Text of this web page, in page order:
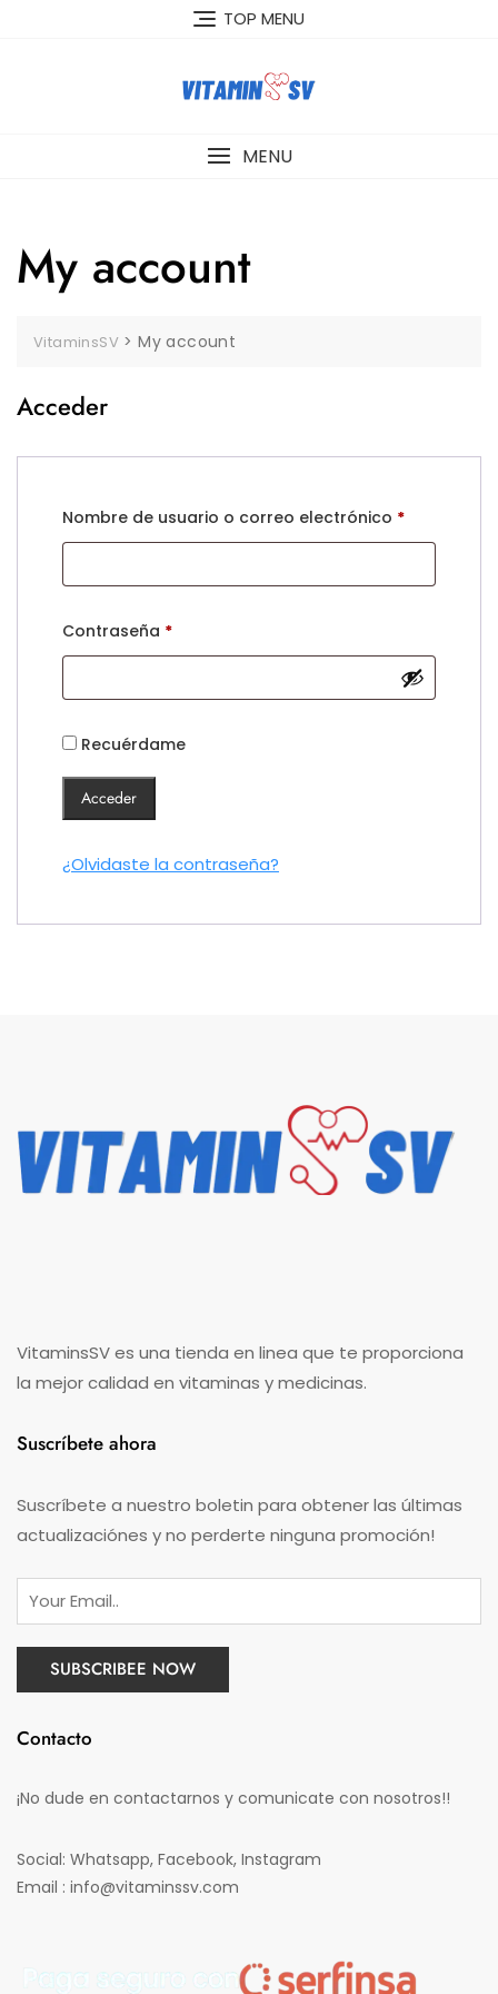
TOP MENU
MENU
My account
VitaminsSV >My account
Acceder
Nombre de usuario o correo electrónico *
Contraseña *
Recuérdame
Acceder
¿Olvidaste la contraseña?
VitaminsSV es una tienda en linea que te proporciona
la mejor calidad en vitaminas y medicinas.
Suscríbete ahora
Suscríbete a nuestro boletin para obtener las últimas
actualizaciónes y no perderte ninguna promoción!
Contacto
¡No dude en contactarnos y comunicate con nosotros!!
Social: Whatsapp, Facebook, Instagram
Email : info@vitaminssv.com